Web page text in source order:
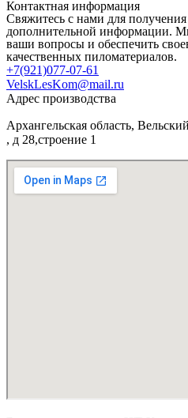
Контактная информация
Свяжитесь с нами для получения
дополнительной информации.
ваши вопросы и обеспечить
качественных пиломатериалов.
+7(921)077-07-61
VelskLesKom@mail.ru
Адрес производства
Архангельская область,
, д 28,строение 1